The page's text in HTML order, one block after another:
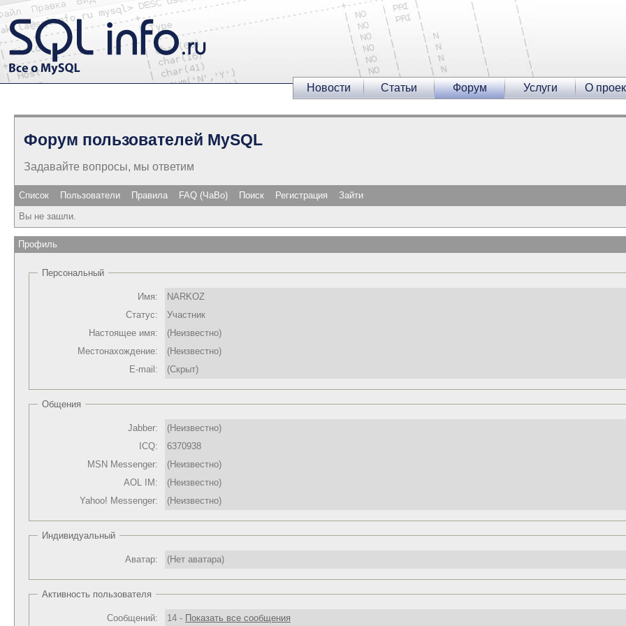
Новости Статьи Форум Услуги О
Форум пользователей MySQL
Задавайте вопросы, мы ответим
Список Пользователи Правила FAQ (ЧаВо) Поиск Регистрация
Зайти
Вы не зашли.
Профиль
Персональный
Имя:
NARKOZ
Статус:
Участник
Настоящее имя:
(Неизвестно)
Местонахождение:
(Неизвестно)
E-mail:
(Скрыт)
Общения
Jabber:
(Неизвестно)
ICQ:
6370938
MSN Messenger:
(Неизвестно)
AOL IM:
(Неизвестно)
Yahoo! Messenger:
(Неизвестно)
Индивидуальный
Аватар: (Нет аватара)
Активность пользователя
Сообщений: 14 - Показать все сообщения